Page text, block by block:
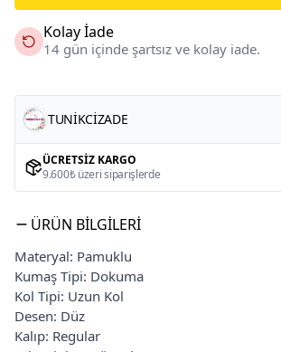
Kolay İade
14 gün içinde şartsız ve kolay iade.
TUNİKCİZADE
ÜCRETSIZ KARGO
9.600₺ üzeri siparişlerde
ÜRÜN BILGILERI
Materyal: Pamuklu
Kumaş Tipi: Dokuma
Kol Tipi: Uzun Kol
Desen: Düz
Kalıp: Regular